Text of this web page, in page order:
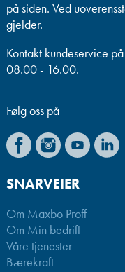
på siden. Ved
gjelder.
Kontakt kundeservice
08.00 - 16.00.
Følg oss på
SNARVEIER
Om Maxbo Proff
Om Min bedrift
Våre tjenester
Bærekraft